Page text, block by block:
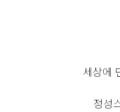
세상에
정성